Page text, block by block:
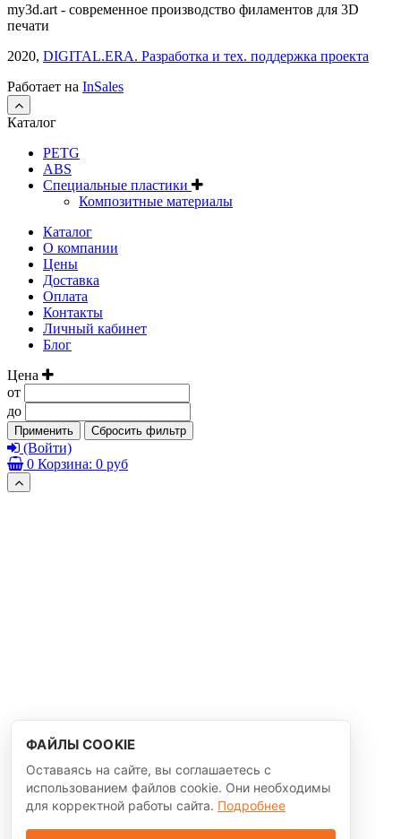
my3d.art - современное производство филаментов для 3D
печати
2020, DIGITAL.ERA. Разработка и тех. поддержка проекта
Работает на InSales
ФАЙЛЫ COOKIE
Оставаясь на сайте, вы соглашаетесь с
использованием файлов cookie. Они необходимы
для корректной работы сайта. Подробнее
Каталог
PETG
ABS
Специальные пластики
Композитные материалы
Каталог
О компании
Цены
Доставка
Оплата
Контакты
Личный кабинет
Блог
Цена
от
до
Применить Сбросить фильтр
(Войти)
0 Корзина: 0 руб